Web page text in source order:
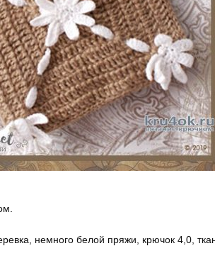
немного белой пряжи, крючок 4,0,